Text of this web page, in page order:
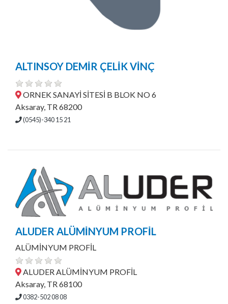
ALTINSOY DEMİR ÇELİK VİNÇ
ORNEK SANAYİ SİTESİ B BLOK NO 6
Aksaray, TR 68200
(0545)-340 15 21
ALUDER ALÜMİNYUM PROFİL
ALÜMİNYUM PROFİL
ALUDER ALÜMİNYUM PROFİL
Aksaray, TR 68100
0382-502 08 08